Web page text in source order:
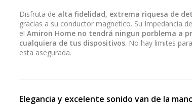
Disfruta de alta fidelidad, extrema riquesa de
gracias a su conductor magnetico. Su Impedancia
el Amiron Home no tendrá ningun porblema a
cualquiera de tus dispositivos. No hay limites
esta asegurada.
Elegancia y excelente sonido van de la